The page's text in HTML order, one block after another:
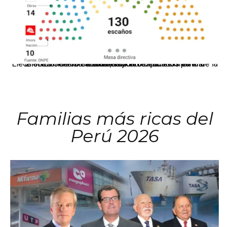
El JNE oficializó la distribución de escaños para la elección de 60 senadores y 130 diputados en las Elecciones Generales 2026, tras el restablecimiento de la Bicameralidad.
Familias más ricas del
Perú 2026